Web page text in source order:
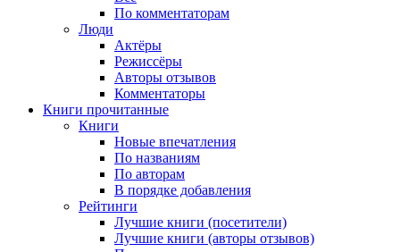
По комментаторам
Люди
Актёры
Режиссёры
Авторы отзывов
Комментаторы
Книги прочитанные
Книги
Новые впечатления
По названиям
По авторам
В порядке добавления
Рейтинги
Лучшие книги (посетители)
Лучшие книги (авторы отзывов)